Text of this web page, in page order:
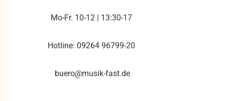
Mo-Fr. 10-12 | 13:30-17
Hotline: 09264 96799-20
buero@musik-fast.de